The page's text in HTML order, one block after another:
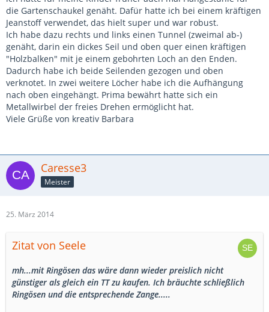
die Gartenschaukel genäht. Dafür hatte ich bei einem kräftigen
Jeanstoff verwendet, das hielt super und war robust.
Ich habe dazu rechts und links einen Tunnel (zweimal ab-)
genäht, darin ein dickes Seil und oben quer einen kräftigen
"Holzbalken" mit je einem gebohrten Loch an den Enden.
Dadurch habe ich beide Seilenden gezogen und oben
verknotet. In zwei weitere Löcher habe ich die Aufhängung
nach oben eingehängt. Prima bewährt hatte sich ein
Metallwirbel der freies Drehen ermöglicht hat.
Viele Grüße von kreativ Barbara
Caresse3
Meister
25. März 2014
Zitat von Seele
mh...mit Ringösen das wäre dann wieder preislich nicht
günstiger als gleich ein TT zu kaufen. Ich bräuchte schließlich
Ringösen und die entsprechende Zange.....